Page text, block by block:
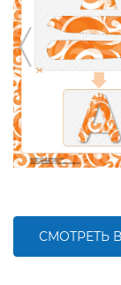
СМОТРЕТЬ